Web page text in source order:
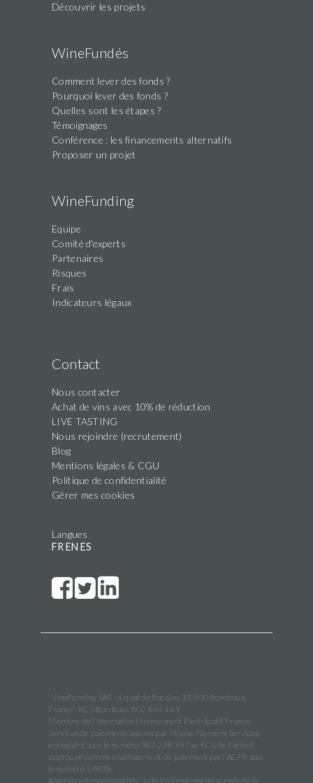
Découvrir les projets
WineFundés
Comment lever des fonds ?
Pourquoi lever des fonds ?
Quelles sont les étapes ?
Témoignages
Conférence : les financements alternatifs
Proposer un projet
WineFunding
Equipe
Comité d'experts
Partenaires
Risques
Frais
Indicateurs légaux
Contact
Nous contacter
Achat de vins avec 10% de réduction
LIVE TASTING
Nous rejoindre (recrutement)
Blog
Mentions légales & CGU
Politique de confidentialité
Gérer mes cookies
Langues
FR EN ES
WineFunding SAS · 4 quai de Bacalan, 33 300 Bordeaux,
France · RCS Bordeaux 802 844 449
Membre de l'association Financement Participatif France
Services de paiements assurés par Mipise Payment Services,
enregistré sous le numéro 982 228 397 au RCS de Paris et
approuvé comme établissement de paiement par l'ACPR sous
le numéro 17838.
Assurance Responsabilité Civile Professionnelle auprès de la